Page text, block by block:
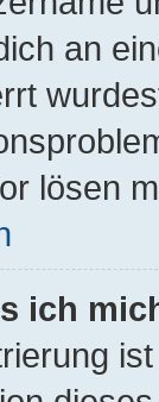
an
lösen
ich